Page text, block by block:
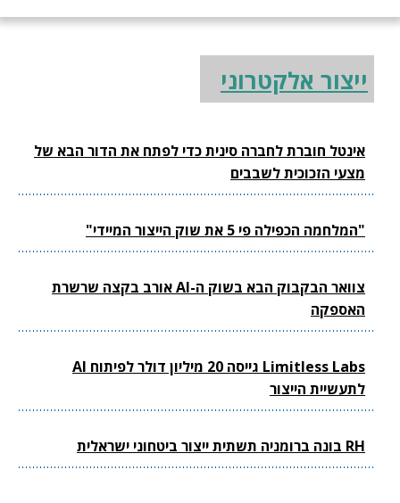
ייצור אלקטרוני
אינטל חוברת לחברה סינית כדי לפתח את הדור הבא של
מצעי הזכוכית לשבבים
"המלחמה הכפילה פי 5 את שוק הייצור המיידי"
צוואר הבקבוק הבא בשוק ה-AI אורב בקצה שרשרת
האספקה
Limitless Labs גייסה 20 מיליון דולר לפיתוח AI
לתעשיית הייצור
RH בונה ברומניה תשתית ייצור ביטחוני ישראלית